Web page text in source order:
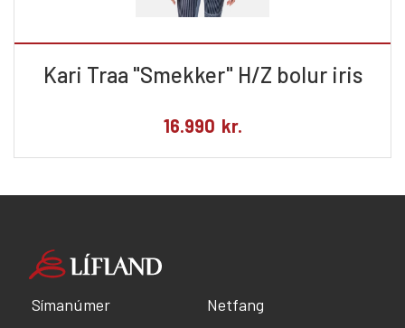
Kari Traa "Smekker" H/Z bolur iris
16.990 kr.
Símanúmer Netfang